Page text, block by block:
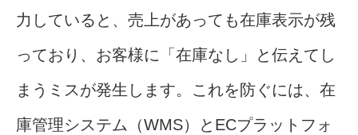
力していると、売上があっても在庫表示が残
っており、お客様に「在庫なし」と伝えてし
まうミスが発生します。これを防ぐには、在
庫管理システム（WMS）とECプラットフォ